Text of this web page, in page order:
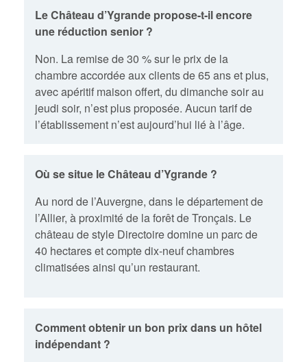
Le Château d’Ygrande propose-t-il encore
une réduction senior ?
Non. La remise de 30 % sur le prix de la
chambre accordée aux clients de 65 ans et plus,
avec apéritif maison offert, du dimanche soir au
jeudi soir, n’est plus proposée. Aucun tarif de
l’établissement n’est aujourd’hui lié à l’âge.
Où se situe le Château d’Ygrande ?
Au nord de l’Auvergne, dans le département de
l’Allier, à proximité de la forêt de Tronçais. Le
château de style Directoire domine un parc de
40 hectares et compte dix-neuf chambres
climatisées ainsi qu’un restaurant.
Comment obtenir un bon prix dans un hôtel
indépendant ?